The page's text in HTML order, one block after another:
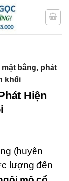
bằng, phát
khối
Hiện
(huyện
lượng đến